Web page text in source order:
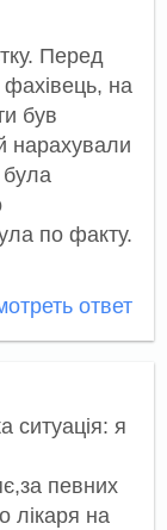
Перед
фахівець, на
був
нарахували
була
по факту.
ответ
ситуація: я
певних
лікаря на